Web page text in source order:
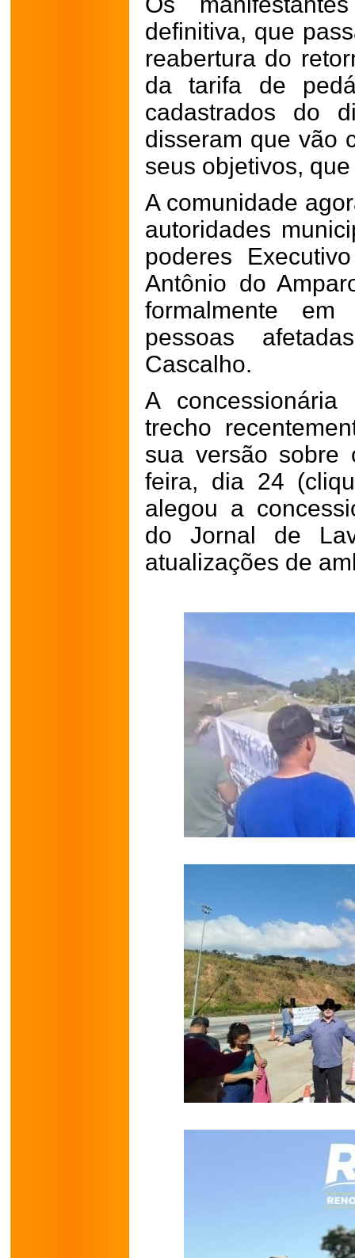
definitiva, que
reabertura do
da tarifa de
cadastrados do
disseram que vão
seus objetivos,
A comunidade
autoridades
poderes
Antônio do
formalmente
pessoas
Cascalho.
A
trecho
sua versão sobre
feira, dia 24
alegou a
do Jornal de
atualizações de